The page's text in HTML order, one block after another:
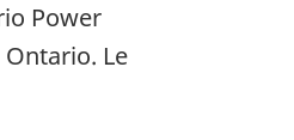
Power
Le